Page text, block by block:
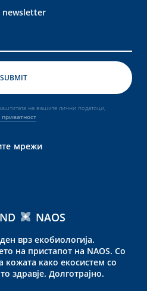
newsletter
на вашите лични податоци,
мрежи
NAOS
врз екобиологија.
на пристапот на NAOS. Со
кожата како екосистем со
здравје. Долготрајно.